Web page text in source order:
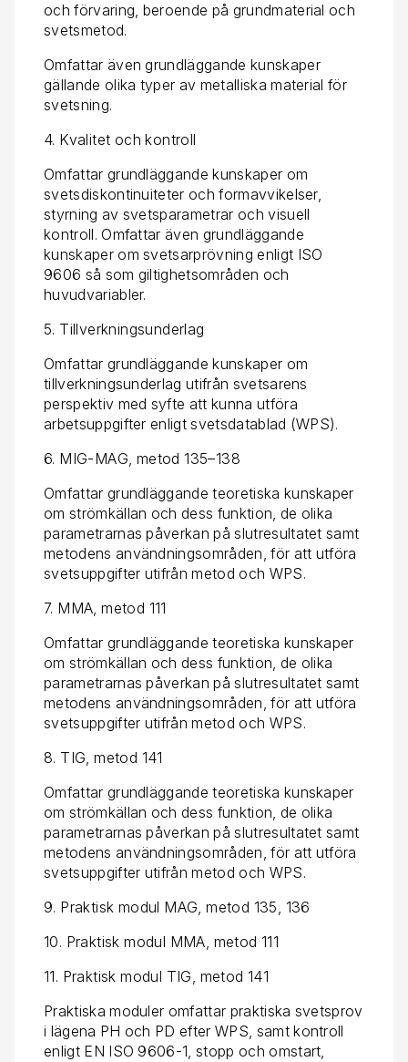
och förvaring, beroende på grundmaterial och
svetsmetod.
Omfattar även grundläggande kunskaper
gällande olika typer av metalliska material för
svetsning.
4. Kvalitet och kontroll
Omfattar grundläggande kunskaper om
svetsdiskontinuiteter och formavvikelser,
styrning av svetsparametrar och visuell
kontroll. Omfattar även grundläggande
kunskaper om svetsarprövning enligt ISO
9606 så som giltighetsområden och
huvudvariabler.
5. Tillverkningsunderlag
Omfattar grundläggande kunskaper om
tillverkningsunderlag utifrån svetsarens
perspektiv med syfte att kunna utföra
arbetsuppgifter enligt svetsdatablad (WPS).
6. MIG-MAG, metod 135–138
Omfattar grundläggande teoretiska kunskaper
om strömkällan och dess funktion, de olika
parametrarnas påverkan på slutresultatet samt
metodens användningsområden, för att utföra
svetsuppgifter utifrån metod och WPS.
7. MMA, metod 111
Omfattar grundläggande teoretiska kunskaper
om strömkällan och dess funktion, de olika
parametrarnas påverkan på slutresultatet samt
metodens användningsområden, för att utföra
svetsuppgifter utifrån metod och WPS.
8. TIG, metod 141
Omfattar grundläggande teoretiska kunskaper
om strömkällan och dess funktion, de olika
parametrarnas påverkan på slutresultatet samt
metodens användningsområden, för att utföra
svetsuppgifter utifrån metod och WPS.
9. Praktisk modul MAG, metod 135, 136
10. Praktisk modul MMA, metod 111
11. Praktisk modul TIG, metod 141
Praktiska moduler omfattar praktiska svetsprov
i lägena PH och PD efter WPS, samt kontroll
enligt EN ISO 9606-1, stopp och omstart,